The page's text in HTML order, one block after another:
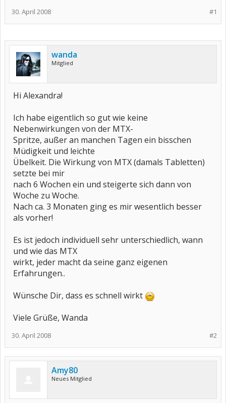
#1
30. April 2008
wanda
Mitglied
Hi Alexandra!
Ich habe eigentlich so gut wie keine
Nebenwirkungen von der MTX-
Spritze, außer an manchen Tagen ein bisschen
Müdigkeit und leichte
Übelkeit. Die Wirkung von MTX (damals Tabletten)
setzte bei mir
nach 6 Wochen ein und steigerte sich dann von
Woche zu Woche.
Nach ca. 3 Monaten ging es mir wesentlich besser
als vorher!
Es ist jedoch individuell sehr unterschiedlich, wann
und wie das MTX
wirkt, jeder macht da seine ganz eigenen
Erfahrungen..
Wünsche Dir, dass es schnell wirkt
Viele Grüße, Wanda
#2
30. April 2008
Amy80
Neues Mitglied